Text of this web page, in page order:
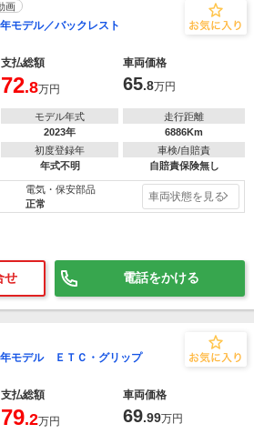
画
モデル／バックレスト
支払総額 車両価格
72.8万円 65.8万円
モデル年式
2023年
走行距離
6886Km
初度登録年
年式不明
車検/自賠責
自賠責保険無し
電気・保安部品
正常
車両状態を見る
せ 電話をかける
モデル ＥＴＣ・グリップ
支払総額
車両価格
79.2万円 69.99万円